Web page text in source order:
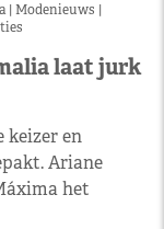
Modenieuws
laat jurk
keizer en
Ariane
het